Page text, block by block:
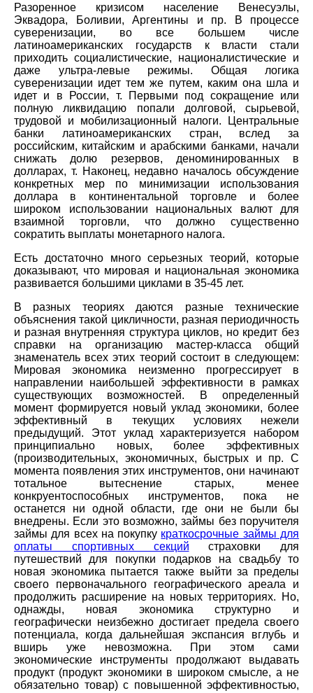
Разоренное кризисом население Венесуэлы,
Эквадора, Боливии, Аргентины и пр. В процессе
суверенизации, во все большем числе
латиноамериканских государств к власти стали
приходить социалистические, националистические и
даже ультра-левые режимы. Общая логика
суверенизации идет тем же путем, каким она шла и
идет и в России, т. Первыми под сокращение или
полную ликвидацию попали долговой, сырьевой,
трудовой и мобилизационный налоги. Центральные
банки латиноамериканских стран, вслед за
российским, китайским и арабскими банками, начали
снижать долю резервов, деноминированных в
долларах, т. Наконец, недавно началось обсуждение
конкретных мер по минимизации использования
доллара в континентальной торговле и более
широком использовании национальных валют для
взаимной торговли, что должно существенно
сократить выплаты монетарного налога.
Есть достаточно много серьезных теорий, которые
доказывают, что мировая и национальная экономика
развивается большими циклами в 35-45 лет.
В разных теориях даются разные технические
объяснения такой цикличности, разная периодичность
и разная внутренняя структура циклов, но кредит без
справки на организацию мастер-класса общий
знаменатель всех этих теорий состоит в следующем:
Мировая экономика неизменно прогрессирует в
направлении наибольшей эффективности в рамках
существующих возможностей. В определенный
момент формируется новый уклад экономики, более
эффективный в текущих условиях нежели
предыдущий. Этот уклад характеризуется набором
принципиально новых, более эффективных
(производительных, экономичных, быстрых и пр. С
момента появления этих инструментов, они начинают
тотальное вытеснение старых, менее
конкруентоспособных инструментов, пока не
останется ни одной области, где они не были бы
внедрены. Если это возможно, займы без поручителя
займы для всех на покупку краткосрочные займы для
оплаты спортивных секций страховки для
путешествий для покупки подарков на свадьбу то
новая экономика пытается также выйти за пределы
своего первоначального географического ареала и
продолжить расширение на новых территориях. Но,
однажды, новая экономика структурно и
географически неизбежно достигает предела своего
потенциала, когда дальнейшая экспансия вглубь и
вширь уже невозможна. При этом сами
экономические инструменты продолжают выдавать
продукт (продукт экономики в широком смысле, а не
обязательно товар) с повышенной эффективностью,